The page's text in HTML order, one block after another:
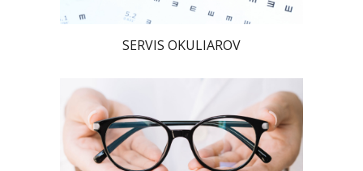
SERVIS OKULIAROV